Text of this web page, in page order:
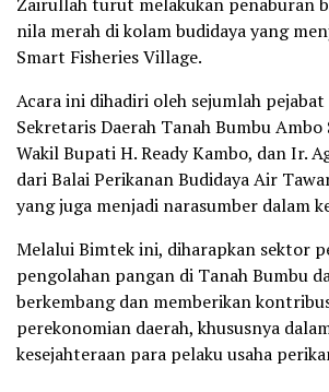
nila merah di kolam budidaya yang
Smart Fisheries Village.
Acara ini dihadiri oleh sejumlah
Sekretaris Daerah Tanah Bumbu Ambo
Wakil Bupati H. Ready Kambo, dan Ir.
dari Balai Perikanan Budidaya Air
yang juga menjadi narasumber dalam
Melalui Bimtek ini, diharapkan sektor
pengolahan pangan di Tanah Bumbu
berkembang dan memberikan
perekonomian daerah, khususnya
kesejahteraan para pelaku usaha